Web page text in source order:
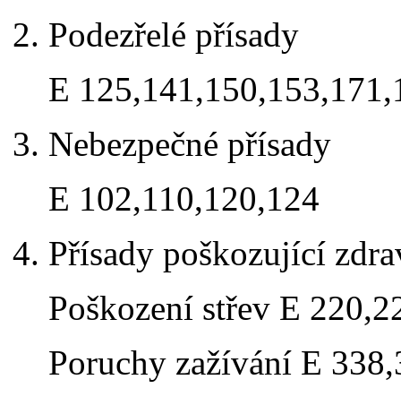
2. Podezřelé přísady
E
3. Nebezpečné přísady
E 102,110,120,124
4. Přísady poškozující
Poškození střev E
Poruchy zažívání E